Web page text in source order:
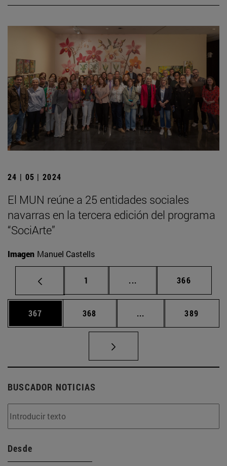
24 | 05 | 2024
El MUN reúne a 25 entidades sociales
navarras en la tercera edición del programa
“SociArte”
Imagen Manuel Castells
Página
1 ... Páginas intermedias
Página
366
Página
367 Página
368 ... Páginas intermedias
Página
389
BUSCADOR NOTICIAS
Desde